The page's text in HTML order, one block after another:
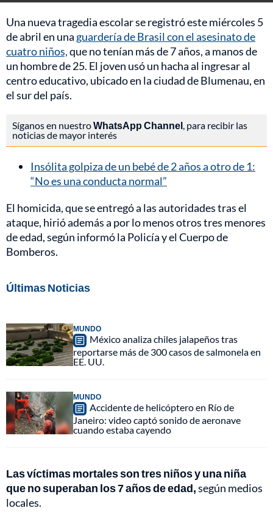
Una nueva tragedia escolar se registró este miércoles 5
de abril en una guardería de Brasil con el asesinato de
cuatro niños,que no tenían más de 7 años, a manos de
un hombre de 25. El joven usó un hacha al ingresar al
centro educativo, ubicado en la ciudad de Blumenau, en
el sur del país.
Síganos en nuestroWhatsApp Channel, para recibir las
noticias de mayor interés
Insólita golpiza de un bebé de 2 años a otro de 1:
“No es una conducta normal”
El homicida, que se entregó a las autoridades tras el
ataque, hirió además a por lo menos otros tres menores
de edad, según informó la Policía y el Cuerpo de
Bomberos.
Últimas Noticias
MUNDO
México analiza chiles jalapeños tras
reportarse más de 300 casos de salmonela en
EE. UU.
MUNDO
Accidente de helicóptero en Río de
Janeiro: video captó sonido de aeronave
cuando estaba cayendo
Las víctimas mortales son tres niños y una niña
que no superaban los 7 años de edad,según medios
locales.